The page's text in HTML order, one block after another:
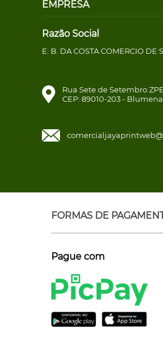
EMPRESA
Razão Social
E. B. DA COSTA COMERCIO DE
Rua Sete de Setembro
CEP: 89010-203 -
FORMAS DE
Pague com